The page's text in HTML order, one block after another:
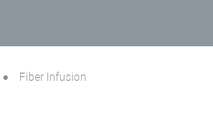
• Fiber Infusion